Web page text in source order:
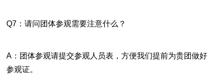
Q7：请问团体参观需要注意什么？
A：团体参观请提交参观人员表，方便我们提前为贵团做好
参观证。